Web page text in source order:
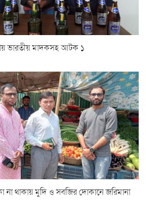
ভারতীয় মাদকসহ আটক ১
না থাকায় মুদি ও সবজির দোকানে জরিমানা